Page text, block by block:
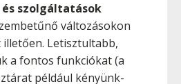
szolgáltatások
változásokon
Letisztultabb,
a fontos funkciókat (a
például kényünk-